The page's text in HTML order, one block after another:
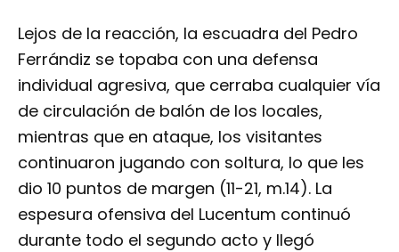
Lejos de la reacción, la escuadra del Pedro
Ferrándiz se topaba con una defensa
individual agresiva, que cerraba cualquier vía
de circulación de balón de los locales,
mientras que en ataque, los visitantes
continuaron jugando con soltura, lo que les
dio 10 puntos de margen (11-21, m.14). La
espesura ofensiva del Lucentum continuó
durante todo el segundo acto y llegó